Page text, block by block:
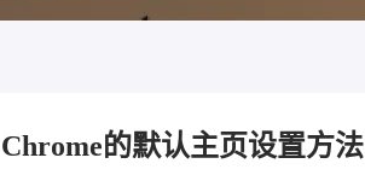
Chrome的默认主页设置方法